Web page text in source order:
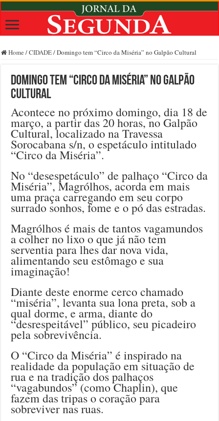
Home /CIDADE/Domingo tem “Circo da Miséria” no Galpão Cultural
Domingo tem “Circo da Miséria” no Galpão
Cultural
Acontece no próximo domingo, dia 18 de
março, a partir das 20 horas, no Galpão
Cultural, localizado na Travessa
Sorocabana s/n, o espetáculo intitulado
“Circo da Miséria”.
No “desespetáculo” de palhaço “Circo da
Miséria”, Magrólhos, acorda em mais
uma praça carregando em seu corpo
surrado sonhos, fome e o pó das estradas.
Magrólhos é mais de tantos vagamundos
a colher no lixo o que já não tem
serventia para lhes dar nova vida,
alimentando seu estômago e sua
imaginação!
Diante deste enorme cerco chamado
“miséria”, levanta sua lona preta, sob a
qual dorme, e arma, diante do
“desrespeitável” público, seu picadeiro
pela sobrevivência.
O “Circo da Miséria” é inspirado na
realidade da população em situação de
rua e na tradição dos palhaços
“vagabundos” (como Chaplin), que
fazem das tripas o coração para
sobreviver nas ruas.